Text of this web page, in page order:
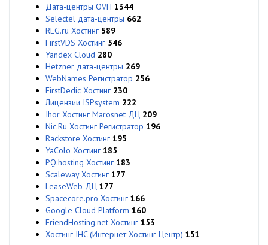
Дата-центры OVH 1344
Selectel дата-центры 662
REG.ru Хостинг 589
FirstVDS Хостинг 546
Yandex Cloud 280
Hetzner дата-центры 269
WebNames Регистратор 256
FirstDedic Хостинг 230
Лицензии ISPsystem 222
Ihor Хостинг Marosnet ДЦ 209
Nic.Ru Хостинг Регистратор 196
Rackstore Хостинг 195
YaColo Хостинг 185
PQ.hosting Хостинг 183
Scaleway Хостинг 177
LeaseWeb ДЦ 177
Spacecore.pro Хостинг 166
Google Cloud Platform 160
FriendHosting.net Хостинг 153
Хостинг IHC (Интернет Хостинг Центр) 151